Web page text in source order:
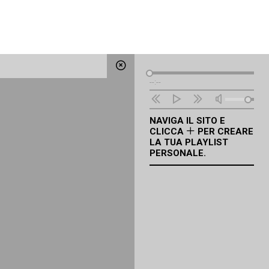
Lettore
Audio
--:--
NAVIGA IL SITO E
CLICCA
PER CREARE
LA TUA PLAYLIST
PERSONALE.